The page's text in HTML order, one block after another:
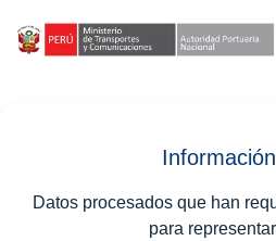
Información
Datos procesados que han
para